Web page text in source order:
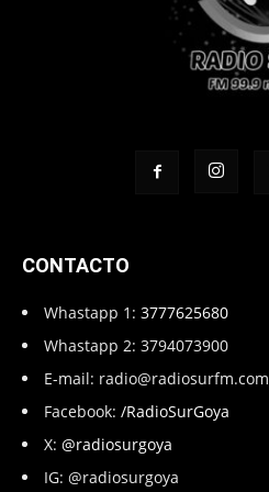
CONTACTO
Whastapp 1: 3777625680
Whastapp 2: 3794073900
E-mail: radio@radiosurfm.com
Facebook: /RadioSurGoya
X: @radiosurgoya
IG: @radiosurgoya